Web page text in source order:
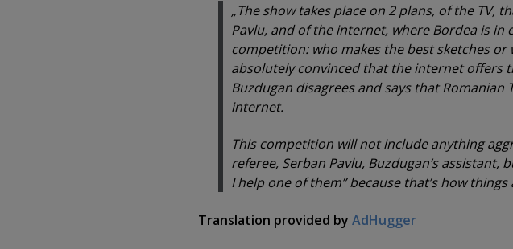
„The show takes place on 2 plans, of the TV,
Pavlu, and of the internet, where Bordea is in
competition: who makes the best sketches
absolutely convinced that the internet offers
Buzdugan disagrees and says that
internet.
This competition will not include anything
referee, Serban Pavlu, Buzdugan’s assistant,
I help one of them” because that’s how
Translation provided by AdHugger